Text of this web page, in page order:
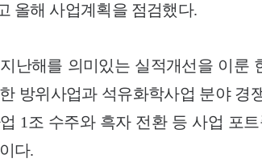
올해 사업계획을 점검했다.
난해를 의미있는 실적개선을 이룬
방위사업과 석유화학사업 분야 경
1조 수주와 흑자 전환 등 사업 포
다.